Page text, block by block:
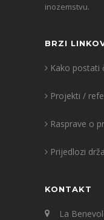
inozemstvu.
BRZI
Kako postati
Projekti /
Rasprave o
Prijedlozi
KONTAKT
La